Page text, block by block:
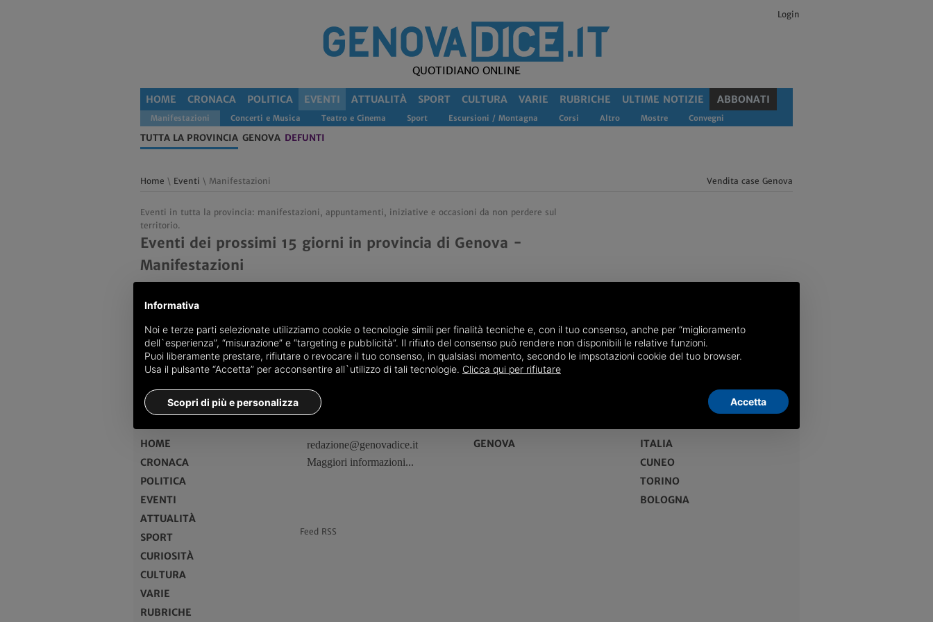
Login
QUOTIDIANO ONLINE
HOME CRONACA POLITICA EVENTI ATTUALITÀ SPORT CULTURA VARIE RUBRICHE ULTIME NOTIZIE ABBONATI
Manifestazioni Concerti e Musica Teatro e Cinema Sport Escursioni / Montagna Corsi Altro Mostre Convegni
TUTTA LA PROVINCIA GENOVA DEFUNTI
Home \ Eventi \ Manifestazioni Vendita case Genova
Eventi in tutta la provincia: manifestazioni, appuntamenti, iniziative e occasioni da non perdere sul
territorio.
Eventi dei prossimi 15 giorni in provincia di Genova -
Manifestazioni
MENU
HOME
CRONACA
POLITICA
EVENTI
ATTUALITÀ
SPORT
CURIOSITÀ
CULTURA
VARIE
RUBRICHE
REDAZIONE
redazione@genovadice.it
Maggiori informazioni...
GENOVA
ITALIA
CUNEO
TORINO
BOLOGNA
Feed RSS
Informativa
Noi e terze parti selezionate utilizziamo cookie o tecnologie simili per finalità tecniche e, con il tuo consenso, anche per “miglioramento
dell`esperienza”, “misurazione” e “targeting e pubblicità”. Il rifiuto del consenso può rendere non disponibili le relative funzioni.
Puoi liberamente prestare, rifiutare o revocare il tuo consenso, in qualsiasi momento, secondo le impsotazioni cookie del tuo browser.
Usa il pulsante “Accetta” per acconsentire all`utilizzo di tali tecnologie. Clicca qui per rifiutare
Scopri di più e personalizza Accetta